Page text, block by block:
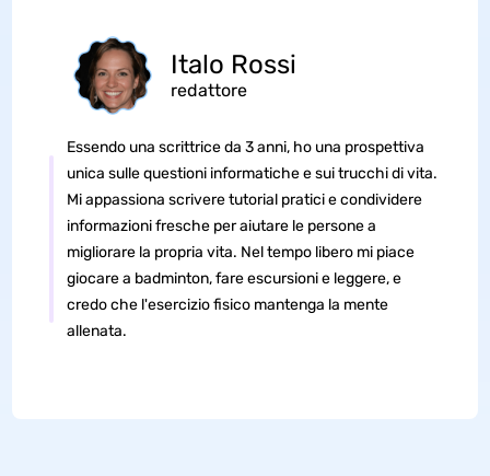
Italo Rossi
redattore
Essendo una scrittrice da 3 anni, ho una prospettiva
unica sulle questioni informatiche e sui trucchi di vita.
Mi appassiona scrivere tutorial pratici e condividere
informazioni fresche per aiutare le persone a
migliorare la propria vita. Nel tempo libero mi piace
giocare a badminton, fare escursioni e leggere, e
credo che l'esercizio fisico mantenga la mente
allenata.